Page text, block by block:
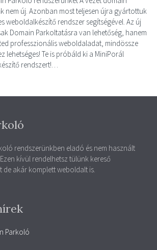
nem új. Azonban most teljesen újra gyártottuk
weboldalkészítő rendszer segítségével. Az új
Domain Parkoltatásra van lehetőség, hanem
professzionális weboldaladat, mindössze
lehetséges! Te is próbáld ki a MiniPorál
rendszert!…
rendszerünkben eladó és nem használt
kívül rendelhetsz tülünk kereső
de akár komplett weboldalt is.
Parkoló